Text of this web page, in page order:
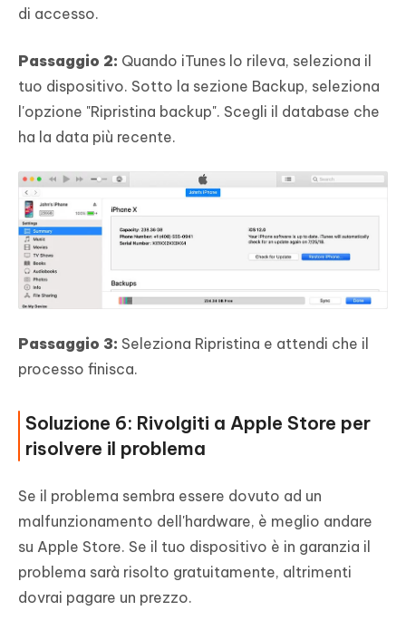
di accesso.
Passaggio 2: Quando iTunes lo rileva, seleziona il
tuo dispositivo. Sotto la sezione Backup, seleziona
l'opzione "Ripristina backup". Scegli il database che
ha la data più recente.
Passaggio 3: Seleziona Ripristina e attendi che il
processo finisca.
Soluzione 6: Rivolgiti a Apple Store per
risolvere il problema
Se il problema sembra essere dovuto ad un
malfunzionamento dell'hardware, è meglio andare
su Apple Store. Se il tuo dispositivo è in garanzia il
problema sarà risolto gratuitamente, altrimenti
dovrai pagare un prezzo.